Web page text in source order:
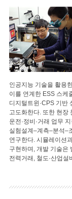
인공지능 기술을 활용
이를 연계한 ESS 스케
디지털트윈·CPS 기반
고도화한다. 또한 현장
운전·정비·거래 업무
실험설계–계측–분석–
연구한다. 시뮬레이션
구현하며, 개발 기술은
전력거래, 철도·산업